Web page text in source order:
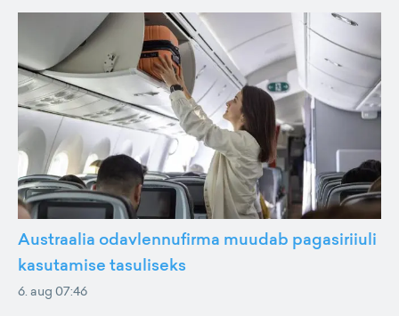
Austraalia odavlennufirma muudab pagasiriiuli
kasutamise tasuliseks
6. aug 07:46